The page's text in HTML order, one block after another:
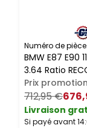
Numéro de pièce.
BMW E87 E90
3.64 Ratio
Prix
712,95 €
Livraison
Si payé avant